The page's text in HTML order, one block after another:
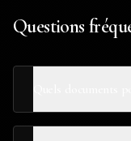
Questions